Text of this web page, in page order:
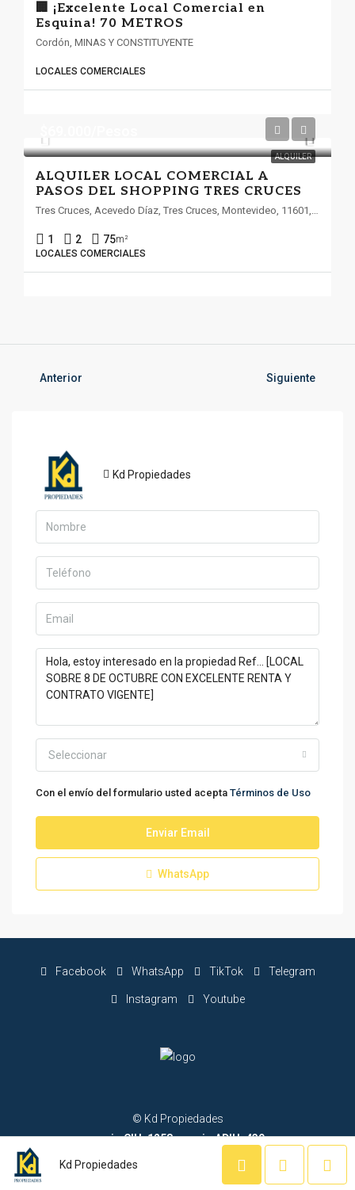
🏢 ¡Excelente Local Comercial en
Esquina! 70 METROS
Cordón, MINAS Y CONSTITUYENTE
LOCALES COMERCIALES
ALQUILER
ALQUILER LOCAL COMERCIAL A
PASOS DEL SHOPPING TRES CRUCES
Tres Cruces, Acevedo Díaz, Tres Cruces, Montevideo, 11601, Uruguay
1 2 75m²
LOCALES COMERCIALES
Anterior Siguiente
Kd Propiedades
Seleccionar
Con el envío del formulario usted acepta Términos de Uso
Enviar Email
WhatsApp
Facebook WhatsApp TikTok Telegram
Instagram Youtube
© Kd Propiedades
socio CIU: 1258 - socio ADIU: 439
® Todos los derechos reservados
Kd Propiedades